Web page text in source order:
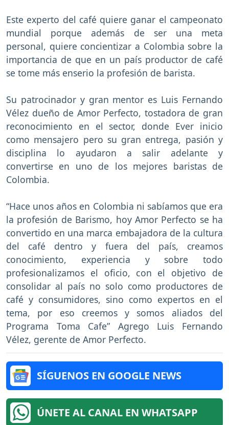
Este experto del café quiere ganar el campeonato
mundial porque además de ser una meta
personal, quiere concientizar a Colombia sobre la
importancia de que en un país productor de café
se tome más enserio la profesión de barista.
Su patrocinador y gran mentor es Luis Fernando
Vélez dueño de Amor Perfecto, tostadora de gran
reconocimiento en el sector, donde Ever inicio
como mensajero pero su gran entrega, pasión y
disciplina lo ayudaron a salir adelante y
convertirse en uno de los mejores baristas de
Colombia.
“Hace unos años en Colombia ni sabíamos que era
la profesión de Barismo, hoy Amor Perfecto se ha
convertido en una marca embajadora de la cultura
del café dentro y fuera del país, creamos
conocimiento, experiencia y sobre todo
profesionalizamos el oficio, con el objetivo de
consolidar al país no solo como productores de
café y consumidores, sino como expertos en el
tema, por eso creemos y somos aliados del
Programa Toma Cafe” Agrego Luis Fernando
Vélez, gerente de Amor Perfecto.
SÍGUENOS EN GOOGLE NEWS
ÚNETE AL CANAL EN WHATSAPP